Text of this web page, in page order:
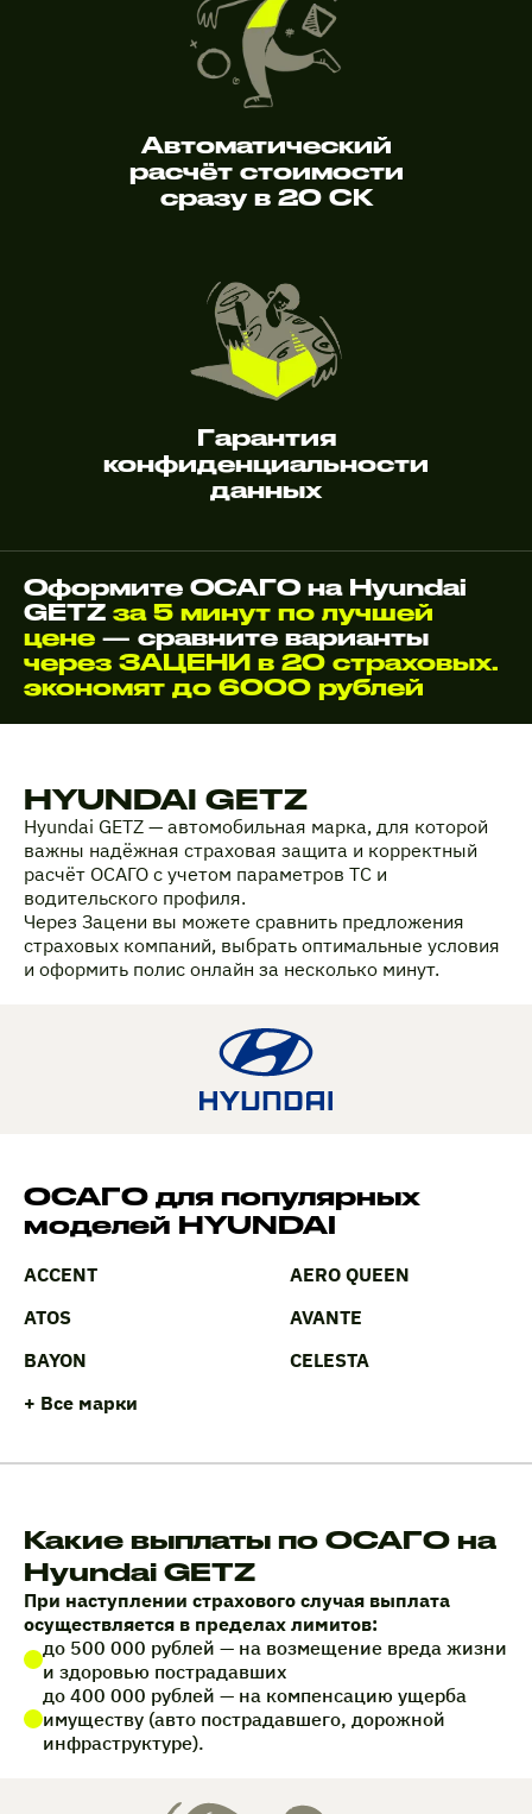
Автоматический
расчёт стоимости
сразу в 20 СК
Гарантия
конфиденциальности
данных
Оформите ОСАГО на Hyundai
GETZ за 5 минут по лучшей
цене — сравните варианты
через ЗАЦЕНИ в 20 страховых.
экономят до 6000 рублей
HYUNDAI GETZ
Hyundai GETZ — автомобильная марка, для которой
важны надёжная страховая защита и корректный
расчёт ОСАГО с учетом параметров ТС и
водительского профиля.
Через Зацени вы можете сравнить предложения
страховых компаний, выбрать оптимальные условия
и оформить полис онлайн за несколько минут.
ОСАГО для популярных
моделей HYUNDAI
ACCENT
AERO QUEEN
ATOS
AVANTE
BAYON
CELESTA
+ Все марки
Какие выплаты по ОСАГО на
Hyundai GETZ
При наступлении страхового случая выплата
осуществляется в пределах лимитов:
до 500 000 рублей — на возмещение вреда жизни
и здоровью пострадавших
до 400 000 рублей — на компенсацию ущерба
имуществу (авто пострадавшего, дорожной
инфраструктуре).